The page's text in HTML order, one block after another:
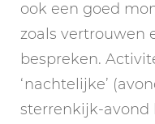
ook een goed
zoals vertrouwen
bespreken.
‘nachtelijke’
sterrenkijk-avond